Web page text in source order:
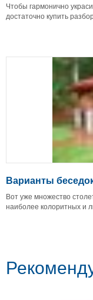
Чтобы гармонично
достаточно купить
Варианты
Вот уже множество
наиболее колоритных и